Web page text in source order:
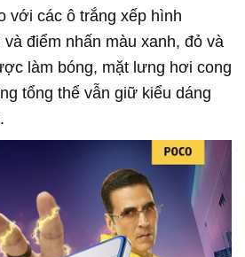
với các ô trắng xếp hình
điểm nhấn màu xanh, đỏ và
làm bóng, mặt lưng hơi cong
tổng thể vẫn giữ kiểu dáng